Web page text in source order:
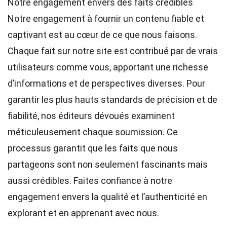
Notre engagement envers des faits crédibles
Notre engagement à fournir un contenu fiable et
captivant est au cœur de ce que nous faisons.
Chaque fait sur notre site est contribué par de vrais
utilisateurs comme vous, apportant une richesse
d’informations et de perspectives diverses. Pour
garantir les plus hauts standards de précision et de
fiabilité, nos éditeurs dévoués examinent
méticuleusement chaque soumission. Ce
processus garantit que les faits que nous
partageons sont non seulement fascinants mais
aussi crédibles. Faites confiance à notre
engagement envers la qualité et l’authenticité en
explorant et en apprenant avec nous.